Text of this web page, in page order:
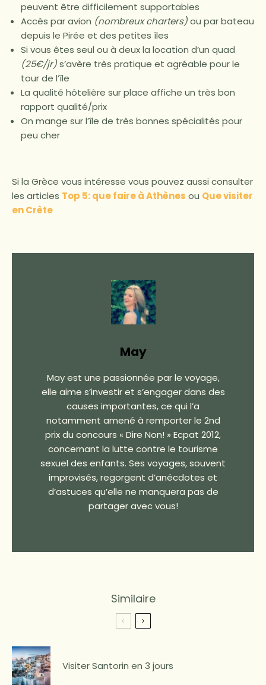
peuvent être difficilement supportables
Accès par avion (nombreux charters)ou par bateau
depuis le Pirée et des petites îles
Si vous êtes seul ou à deux la location d’un quad
(25€/jr)s’avère très pratique et agréable pour le
tour de l’île
La qualité hôtelière sur place affiche un très bon
rapport qualité/prix
On mange sur l’île de très bonnes spécialités pour
peu cher
Si la Grèce vous intéresse vous pouvez aussi consulter
les articles Top 5: que faire à Athènes ou Que visiter
en Crète
May
May est une passionnée par le voyage,
elle aime s’investir et s’engager dans des
causes importantes, ce qui l’a
notamment amené à remporter le 2nd
prix du concours « Dire Non! » Ecpat 2012,
concernant la lutte contre le tourisme
sexuel des enfants. Ses voyages, souvent
improvisés, regorgent d’anécdotes et
d’astuces qu’elle ne manquera pas de
partager avec vous!
Similaire
Visiter Santorin en 3 jours